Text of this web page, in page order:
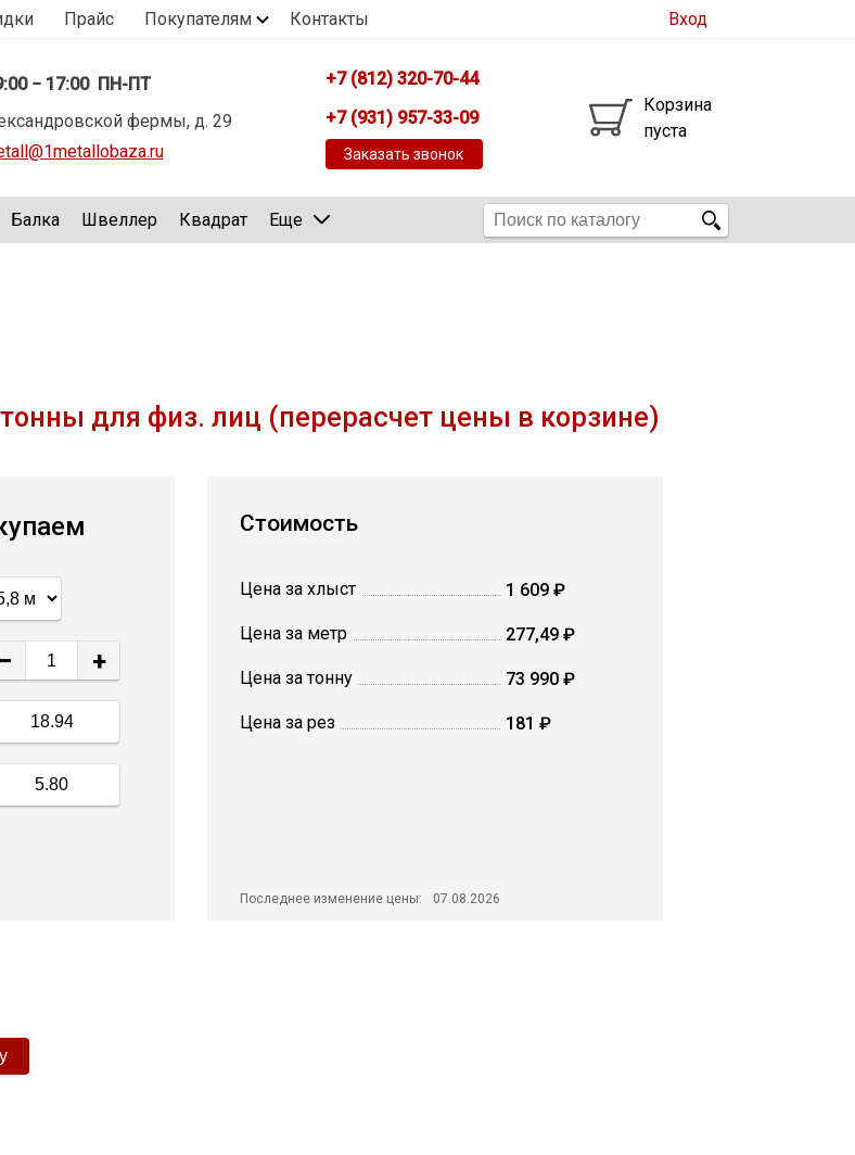
Прайс Покупателям Контакты Вход
− 17:00 ПН-ПТ
фермы, д. 29
+7 (812) 320-70-44
+7 (931) 957-33-09
Заказать звонок
Корзина
пуста
Балка Швеллер Квадрат Еще
для физ. лиц (перерасчет цены в корзине)
− +
Стоимость
Цена за хлыст 1 609 ₽
Цена за метр 277,49 ₽
Цена за тонну 73 990 ₽
Цена за рез 181 ₽
Последнее изменение цены: 07.08.2026